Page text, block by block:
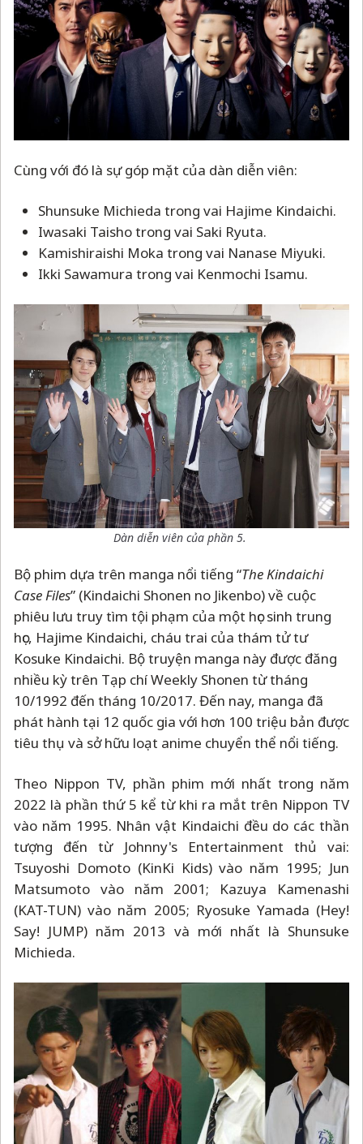
Cùng với đó là sự góp mặt của dàn diễn viên:
Shunsuke Michieda trong vai Hajime Kindaichi.
Iwasaki Taisho trong vai Saki Ryuta.
Kamishiraishi Moka trong vai Nanase Miyuki.
Ikki Sawamura trong vai Kenmochi Isamu.
Dàn diễn viên của phần 5.
Bộ phim dựa trên manga nổi tiếng “The Kindaichi
Case Files” (Kindaichi Shonen no Jikenbo) về cuộc
phiêu lưu truy tìm tội phạm của một học sinh trung
học, Hajime Kindaichi, cháu trai của thám tử tư
Kosuke Kindaichi. Bộ truyện manga này được đăng
nhiều kỳ trên Tạp chí Weekly Shonen từ tháng
10/1992 đến tháng 10/2017. Đến nay, manga đã
phát hành tại 12 quốc gia với hơn 100 triệu bản được
tiêu thụ và sở hữu loạt anime chuyển thể nổi tiếng.
Theo Nippon TV, phần phim mới nhất trong năm
2022 là phần thứ 5 kể từ khi ra mắt trên Nippon TV
vào năm 1995. Nhân vật Kindaichi đều do các thần
tượng đến từ Johnny's Entertainment thủ vai:
Tsuyoshi Domoto (KinKi Kids) vào năm 1995; Jun
Matsumoto vào năm 2001; Kazuya Kamenashi
(KAT-TUN) vào năm 2005; Ryosuke Yamada (Hey!
Say! JUMP) năm 2013 và mới nhất là Shunsuke
Michieda.